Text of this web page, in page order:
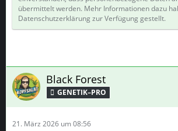
übermittelt werden. Mehr Informationen dazu
Datenschutzerklärung zur Verfügung gestellt.
Black Forest
GENETIK–PRO
21. März 2026 um 08:56